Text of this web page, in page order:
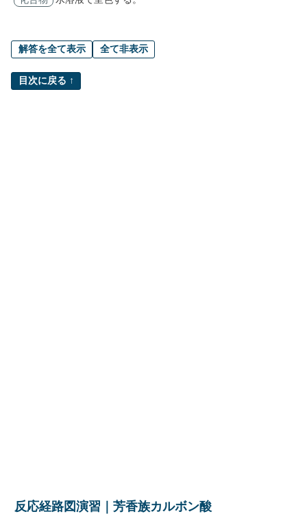
解答を全て表示 全て非表示
目次に戻る ↑
反応経路図演習｜芳香族カルボン酸